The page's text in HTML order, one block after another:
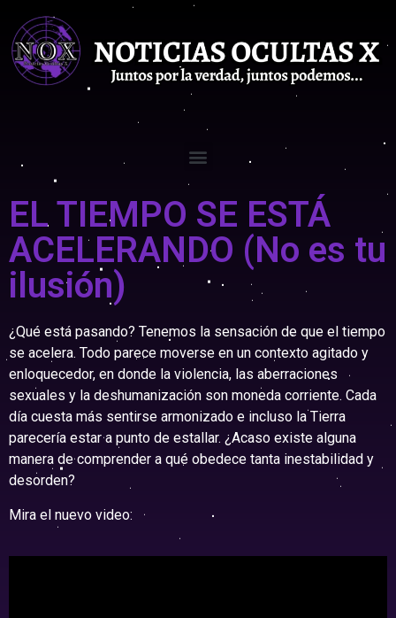
EL TIEMPO SE ESTÁ
ACELERANDO (No es tu
ilusión)
¿Qué está pasando? Tenemos la sensación de que el tiempo
se acelera. Todo parece moverse en un contexto agitado y
enloquecedor, en donde la violencia, las aberraciones
sexuales y la deshumanización son moneda corriente. Cada
día cuesta más sentirse armonizado e incluso la Tierra
parecería estar a punto de estallar. ¿Acaso existe alguna
manera de comprender a qué obedece tanta inestabilidad y
desorden?
Mira el nuevo video: